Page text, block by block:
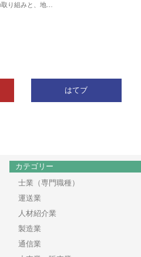
り組みと、地…
はてブ
カテゴリー
士業（専門職種）
運送業
人材紹介業
製造業
通信業